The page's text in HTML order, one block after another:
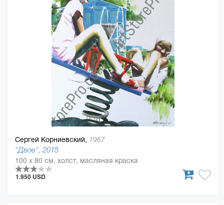
Сергей Корниевский, 1967
"Двое", 2015
100 x 80 см, холст, масляная краска
1.950 USD